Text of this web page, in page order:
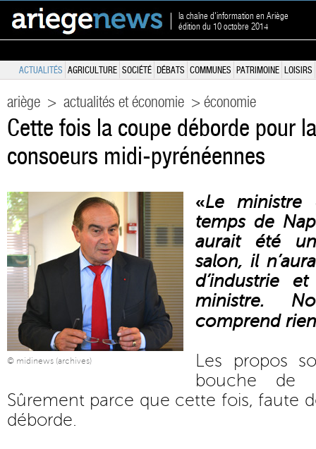
la chaîne d'information en Ariège
édition du 10 octobre 2014
ACTUALITÉS AGRICULTURE SOCIÉTÉ DÉBATS COMMUNES PATRIMOINE LOISIRS
ariège > actualités et économie > économie
Cette fois la coupe déborde pour
consoeurs midi-pyrénéennes
© midinews (archives)
«Le ministre
temps de
aurait été
salon, il
d’industrie
ministre.
comprend
Les propos
bouche de
Sûrement parce que cette fois, faute
déborde.